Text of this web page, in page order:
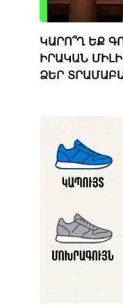
ԿԱՐՈ՞Ղ ԵՔ
ԻՐԱԿԱՆ
ՁԵՐ